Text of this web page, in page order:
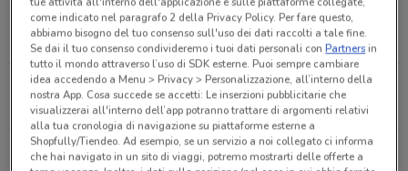
Viale Marconi, 37 Roma
6.1 km
CHIUSO
via Ferri 8 Roma
9.8 km
CHIUSO
Via Torre di Mezzavia 35 Roma
come indicato nel paragrafo 2 della Privacy Policy. Per fare questo,
abbiamo bisogno del tuo consenso sull'uso dei dati raccolti a tale fine.
Se dai il tuo consenso condivideremo i tuoi dati personali conPartnersin
tutto il mondo attraverso l’uso di SDK esterne. Puoi sempre cambiare
idea accedendo a Menu > Privacy > Personalizzazione, all’interno della
nostra App. Cosa succede se accetti: Le inserzioni pubblicitarie che
visualizzerai all'interno dell’app potranno trattare di argomenti relativi
alla tua cronologia di navigazione su piattaforme esterne a
Shopfully/Tiendeo. Ad esempio, se un servizio a noi collegato ci informa
che hai navigato in un sito di viaggi, potremo mostrarti delle offerte a